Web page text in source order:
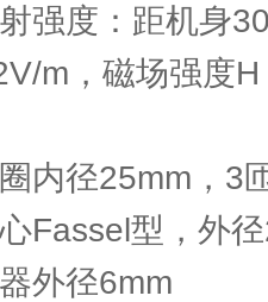
强度：距机身
m，磁场强度
内径25mm，3
Fassel型，外
外径6mm